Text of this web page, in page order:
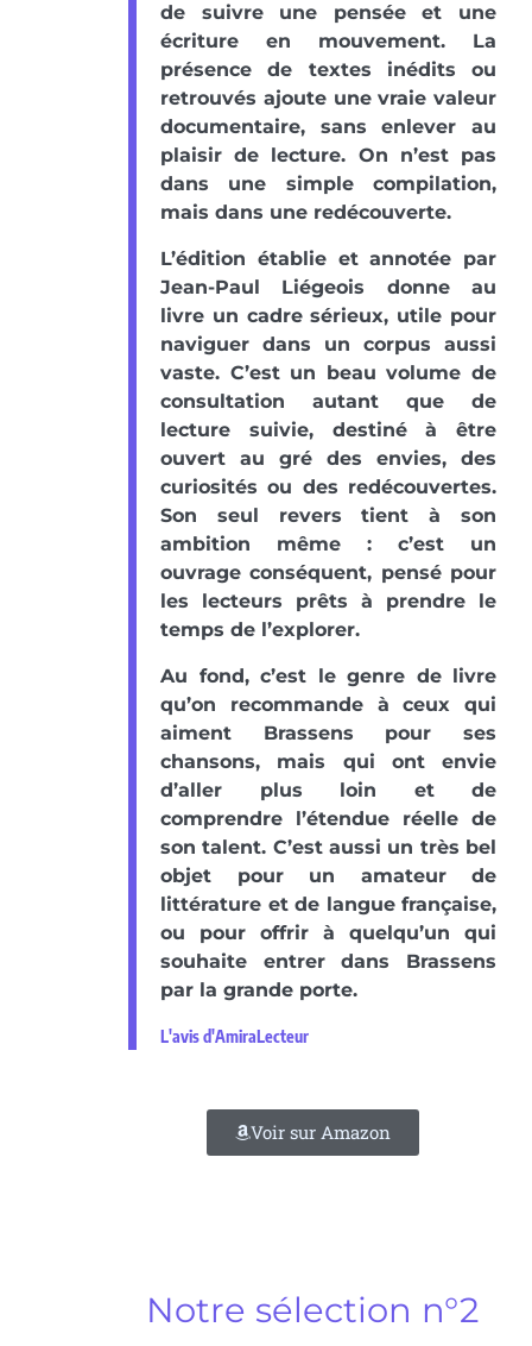
de suivre une pensée et une
écriture en mouvement. La
présence de textes inédits ou
retrouvés ajoute une vraie valeur
documentaire, sans enlever au
plaisir de lecture. On n’est pas
dans une simple compilation,
mais dans une redécouverte.
L’édition établie et annotée par
Jean-Paul Liégeois donne au
livre un cadre sérieux, utile pour
naviguer dans un corpus aussi
vaste. C’est un beau volume de
consultation autant que de
lecture suivie, destiné à être
ouvert au gré des envies, des
curiosités ou des redécouvertes.
Son seul revers tient à son
ambition même : c’est un
ouvrage conséquent, pensé pour
les lecteurs prêts à prendre le
temps de l’explorer.
Au fond, c’est le genre de livre
qu’on recommande à ceux qui
aiment Brassens pour ses
chansons, mais qui ont envie
d’aller plus loin et de
comprendre l’étendue réelle de
son talent. C’est aussi un très bel
objet pour un amateur de
littérature et de langue française,
ou pour offrir à quelqu’un qui
souhaite entrer dans Brassens
par la grande porte.
L'avis d'AmiraLecteur
Voir sur Amazon
Notre sélection n°2